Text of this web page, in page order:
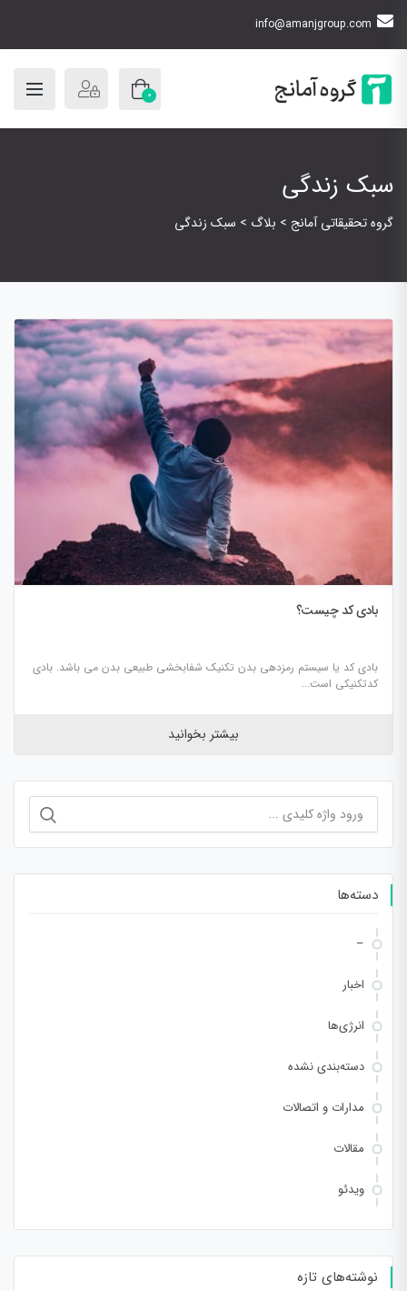
info@amanjgroup.com
0
سبک زندگی
گروه تحقیقاتی آمانج > بلاگ > سبک زندگی
بادی کد چیست؟
بادی کد یا سیستم رمزدهی بدن تکنیک شفابخشی طبیعی بدن می باشد. بادی
کدتکنیکی است...
بیشتر بخوانید
جستجو
دسته‌ها
–
اخبار
انرژی‌ها
دسته‌بندی نشده
مدارات و اتصالات
مقالات
ویدئو
نوشته‌های تازه